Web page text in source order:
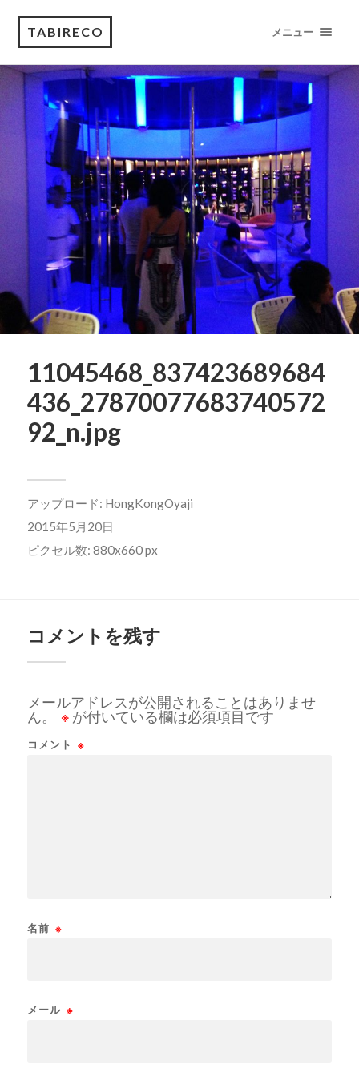
TABIRECO メニュー
11045468_837423689684
436_27870077683740572
92_n.jpg
アップロード: HongKongOyaji
2015年5月20日
ピクセル数: 880x660 px
コメントを残す
メールアドレスが公開されることはありませ
ん。
※ が付いている欄は必須項目です
コメント ※
名前 ※
メール ※